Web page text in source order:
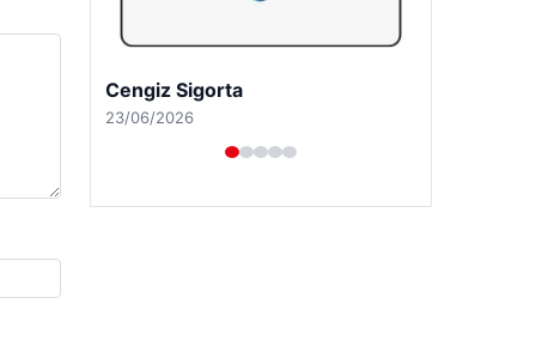
Hastaş Beton
26/05/2026